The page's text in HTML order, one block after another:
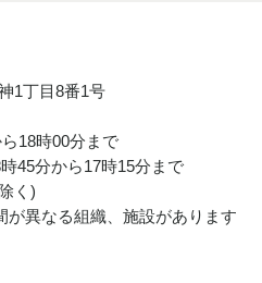
1丁目8番1号
18時00分まで
45分から17時15分まで
く)
異なる組織、施設があります